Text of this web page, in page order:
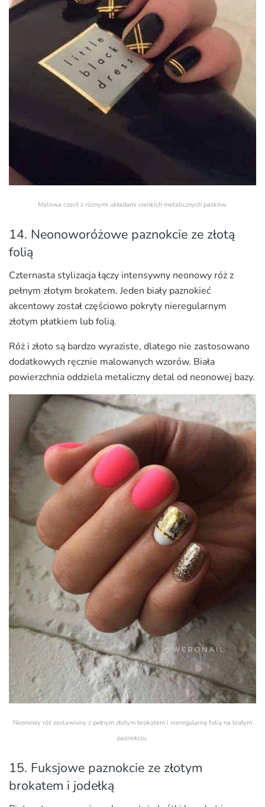
Matowa czerń z różnymi układami cienkich metalicznych pasków.
14. Neonoworóżowe paznokcie ze złotą
folią
Czternasta stylizacja łączy intensywny neonowy róż z
pełnym złotym brokatem. Jeden biały paznokieć
akcentowy został częściowo pokryty nieregularnym
złotym płatkiem lub folią.
Róż i złoto są bardzo wyraziste, dlatego nie zastosowano
dodatkowych ręcznie malowanych wzorów. Biała
powierzchnia oddziela metaliczny detal od neonowej bazy.
Neonowy róż zestawiony z pełnym złotym brokatem i nieregularną folią na białym
paznokciu.
15. Fuksjowe paznokcie ze złotym
brokatem i jodełką